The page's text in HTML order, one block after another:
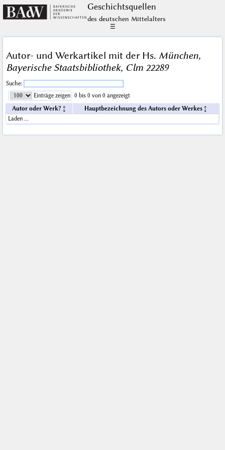
Geschichts­quellen
des deutschen Mittelalters
☰
Autor- und Werkartikel mit der Hs. München,
Bayerische Staatsbibliothek, Clm 22289
Suche:
Einträge zeigen
0 bis 0 von 0 angezeigt
Autor oder Werk?
Hauptbezeichnung des Autors oder Werkes
Laden …